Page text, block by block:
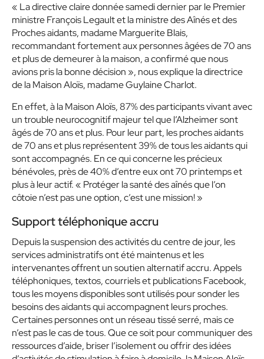
« La directive claire donnée samedi dernier par le Premier
ministre François Legault et la ministre des Aînés et des
Proches aidants, madame Marguerite Blais,
recommandant fortement aux personnes âgées de 70 ans
et plus de demeurer à la maison, a confirmé que nous
avions pris la bonne décision », nous explique la directrice
de la Maison Aloïs, madame Guylaine Charlot.
En effet, à la Maison Aloïs, 87% des participants vivant avec
un trouble neurocognitif majeur tel que l’Alzheimer sont
âgés de 70 ans et plus. Pour leur part, les proches aidants
de 70 ans et plus représentent 39% de tous les aidants qui
sont accompagnés. En ce qui concerne les précieux
bénévoles, près de 40% d’entre eux ont 70 printemps et
plus à leur actif. « Protéger la santé des aînés que l’on
côtoie n’est pas une option, c’est une mission! »
Support téléphonique accru
Depuis la suspension des activités du centre de jour, les
services administratifs ont été maintenus et les
intervenantes offrent un soutien alternatif accru. Appels
téléphoniques, textos, courriels et publications Facebook,
tous les moyens disponibles sont utilisés pour sonder les
besoins des aidants qui accompagnent leurs proches.
Certaines personnes ont un réseau tissé serré, mais ce
n’est pas le cas de tous. Que ce soit pour communiquer des
ressources d’aide, briser l’isolement ou offrir des idées